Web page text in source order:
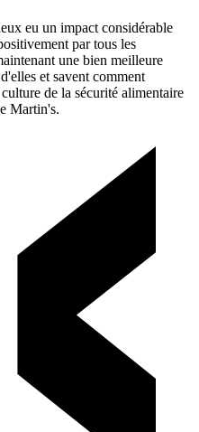
eu un impact considérable
par tous les
une bien meilleure
et savent comment
de la sécurité alimentaire
Martin's.